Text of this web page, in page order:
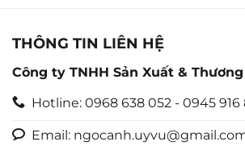
THÔNG TIN LIÊN HỆ
Công ty TNHH Sản Xuất &
Hotline: 0968 638 052 - 0945 916
Email: